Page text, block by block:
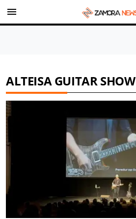
menu
ALTEISA GUITAR SHOW